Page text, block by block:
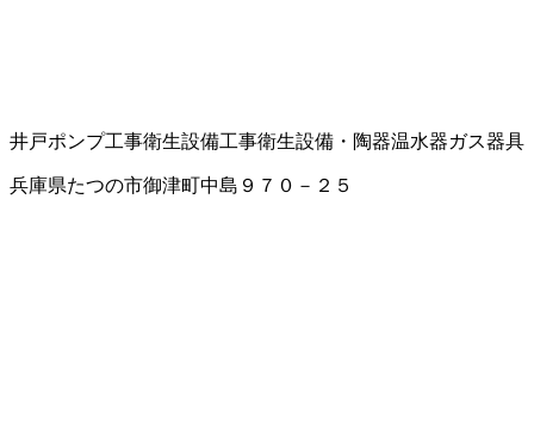
井戸ポンプ工事衛生設備工事衛生設備・陶器温水器ガス器具
兵庫県たつの市御津町中島９７０－２５